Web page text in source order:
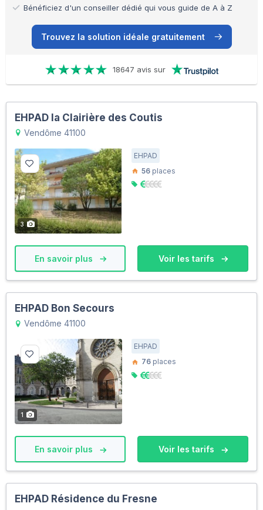
Bénéficiez d'un conseiller dédié qui vous guide de A à Z
Trouvez la solution idéale gratuitement
18647 avis sur
EHPAD la Clairière des Coutis
Vendôme 41100
3
EHPAD
56 places
En savoir plus Voir les tarifs
EHPAD Bon Secours
Vendôme 41100
1
EHPAD
76 places
En savoir plus Voir les tarifs
EHPAD Résidence du Fresne